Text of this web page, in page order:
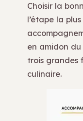
Choisir la
l’étape la
en amidon
trois grandes
culinaire.